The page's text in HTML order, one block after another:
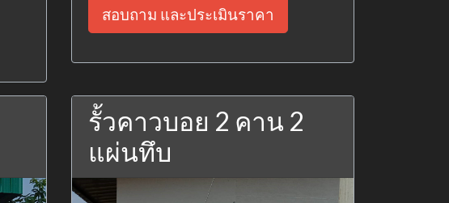
สอบถาม และประเมินราคา
รั้วคาวบอย 2 คาน 2
แผ่นทึบ